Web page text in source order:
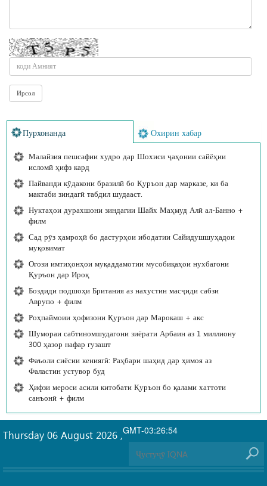
Пурхонанда Охирин хабар
Малайзия пешсафии худро дар Шохиси ҷаҳонии сайёҳии
исломӣ ҳифз кард
Пайванди кӯдакони бразилӣ бо Қуръон дар марказе, ки ба
мактаби зиндагӣ табдил шудааст.
Нуктаҳои дурахшони зиндагии Шайх Маҳмуд Алӣ ал-Банно +
филм
Сад рӯз ҳамроҳӣ бо дастурҳои ибодатии Сайидушшуҳадои
муқовимат
Оғози имтиҳонҳои муқаддамотии мусобиқаҳои нухбагони
Қуръон дар Ироқ
Боздиди подшоҳи Британия аз нахустин масҷиди сабзи
Аврупо + филм
Роҳпаймоии ҳофизони Қуръон дар Марокаш + акс
Шумораи сабтиномшудагони зиёрати Арбаин аз 1 миллиону
300 ҳазор нафар гузашт
Фаъоли сиёсии кениягӣ: Раҳбари шаҳид дар ҳимоя аз
Фаластин устувор буд
Ҳифзи мероси асили китобати Қуръон бо қалами хаттоти
санъонӣ + филм
GMT-03:26:54
Thursday 06 August 2026 ,